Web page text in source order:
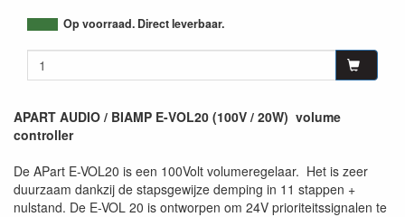
Op voorraad. Direct leverbaar.
APART AUDIO / BIAMP E-VOL20 (100V / 20W) volume
controller
De APart E-VOL20 is een 100Volt volumeregelaar. Het is zeer
duurzaam dankzij de stapsgewijze demping in 11 stappen +
nulstand. De E-VOL 20 is ontworpen om 24V prioriteitssignalen te